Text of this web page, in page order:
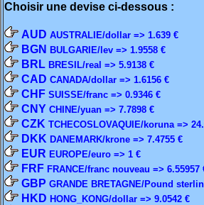
Choisir une devise ci-dessous :
AUD AUSTRALIE/dollar => 1.639 €
BGN BULGARIE/lev => 1.9558 €
BRL BRESIL/real => 5.9138 €
CAD CANADA/dollar => 1.6156 €
CHF SUISSE/franc => 0.9346 €
CNY CHINE/yuan => 7.7898 €
CZK TCHECOSLOVAQUIE/koruna =>
DKK DANEMARK/krone => 7.4755 €
EUR EUROPE/euro => 1 €
FRF FRANCE/franc nouveau => 6.55957
GBP GRANDE BRETAGNE/Pound
HKD HONG_KONG/dollar => 9.0542 €